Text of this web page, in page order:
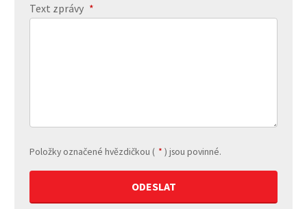
Text zprávy *
Položky označené hvězdičkou ( * ) jsou povinné.